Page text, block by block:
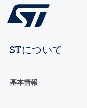
STについて
基本情報